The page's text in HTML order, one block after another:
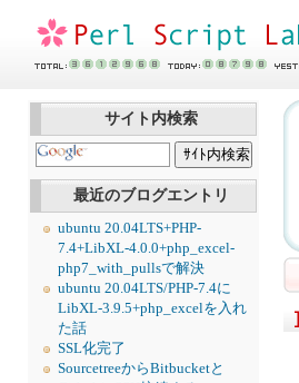
サイト内検索
最近のブログエントリ
ubuntu 20.04LTS+PHP-
7.4+LibXL-4.0.0+php_excel-
php7_with_pullsで解決
ubuntu 20.04LTS/PHP-7.4に
LibXL-3.9.5+php_excelを入れ
た話
SSL化完了
SourcetreeからBitbucketと